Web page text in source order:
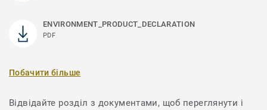
ENVIRONMENT_PRODUCT_DECLARATION
PDF
Побачити більше
Відвідайте розділ з документами, щоб переглянути і